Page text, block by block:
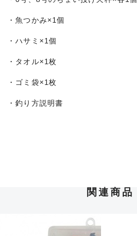
・魚つかみ×1個
・ハサミ×1個
・タオル×1枚
・ゴミ袋×1枚
・釣り方説明書
関連商品